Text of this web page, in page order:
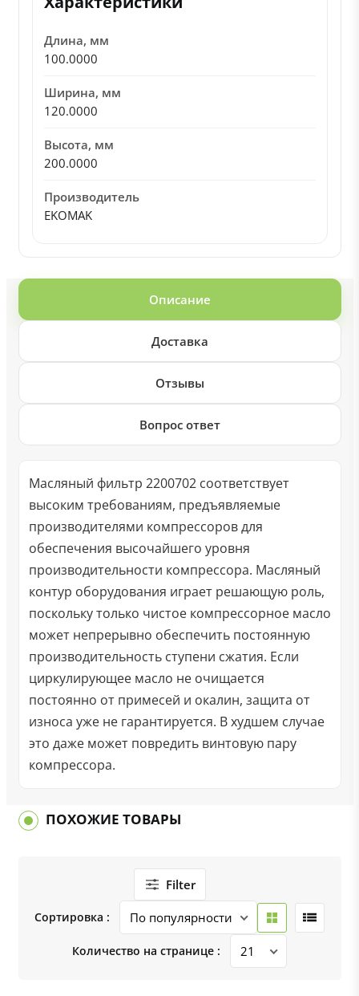
Длина, мм
100.0000
Ширина, мм
120.0000
Высота, мм
200.0000
Производитель
EKOMAK
Описание
Доставка
Отзывы
Вопрос ответ
Масляный фильтр 2200702 соответствует
высоким требованиям, предъявляемые
производителями компрессоров для
обеспечения высочайшего уровня
производительности компрессора. Масляный
контур оборудования играет решающую роль,
поскольку только чистое компрессорное масло
может непрерывно обеспечить постоянную
производительность ступени сжатия. Если
циркулирующее масло не очищается
постоянно от примесей и окалин, защита от
износа уже не гарантируется. В худшем случае
это даже может повредить винтовую пару
компрессора.
ПОХОЖИЕ ТОВАРЫ
Filter
Сортировка :
Количество на странице :